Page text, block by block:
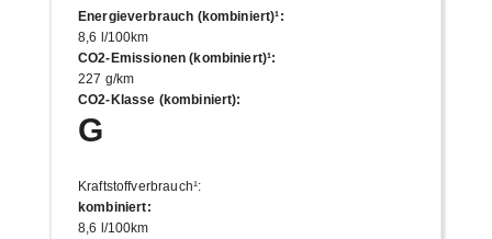
Energieverbrauch (kombiniert)¹:
8,6 l/100km
CO2-Emissionen (kombiniert)¹:
227 g/km
CO2-Klasse (kombiniert):
G
Kraftstoffverbrauch¹:
kombiniert:
8,6 l/100km